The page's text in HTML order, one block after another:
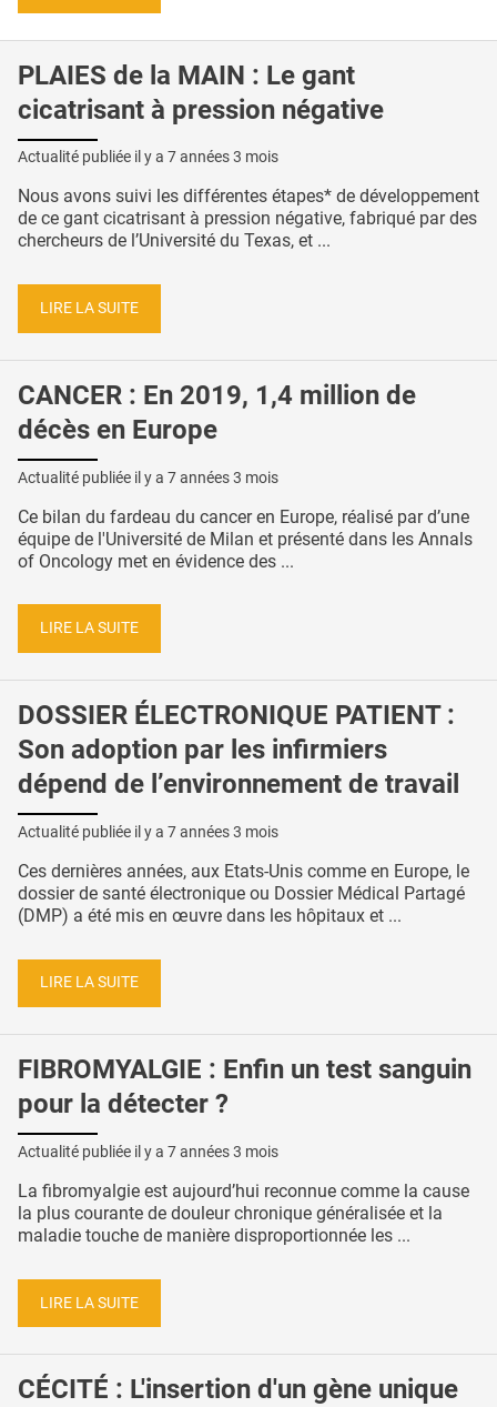
PLAIES de la MAIN : Le gant
cicatrisant à pression négative
Actualité publiée il y a 7 années 3 mois
Nous avons suivi les différentes étapes* de développement
de ce gant cicatrisant à pression négative, fabriqué par des
chercheurs de l’Université du Texas, et ...
LIRE LA SUITE
CANCER : En 2019, 1,4 million de
décès en Europe
Actualité publiée il y a 7 années 3 mois
Ce bilan du fardeau du cancer en Europe, réalisé par d’une
équipe de l'Université de Milan et présenté dans les Annals
of Oncology met en évidence des ...
LIRE LA SUITE
DOSSIER ÉLECTRONIQUE PATIENT :
Son adoption par les infirmiers
dépend de l’environnement de travail
Actualité publiée il y a 7 années 3 mois
Ces dernières années, aux Etats-Unis comme en Europe, le
dossier de santé électronique ou Dossier Médical Partagé
(DMP) a été mis en œuvre dans les hôpitaux et ...
LIRE LA SUITE
FIBROMYALGIE : Enfin un test sanguin
pour la détecter ?
Actualité publiée il y a 7 années 3 mois
La fibromyalgie est aujourd’hui reconnue comme la cause
la plus courante de douleur chronique généralisée et la
maladie touche de manière disproportionnée les ...
LIRE LA SUITE
CÉCITÉ : L'insertion d'un gène unique